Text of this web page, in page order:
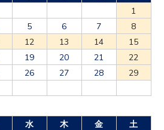
1
5 6 7
8
12 13 14
15
19 20 21
22
26 27 28
29
水 木 金
土